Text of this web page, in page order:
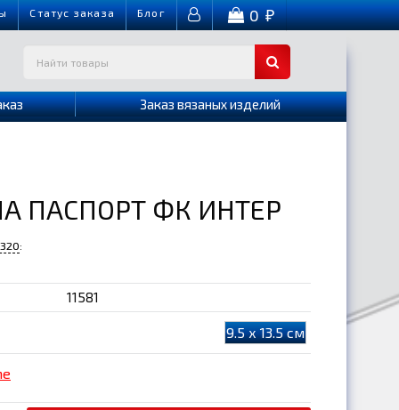
Cтатус заказа Блог 0₽
Заказ вязаных изделий
ПАСПОРТ ФК ИНТЕР
:
11581
9.5 х 13.5 см